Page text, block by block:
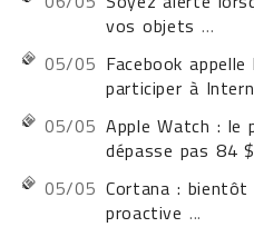
vos objets ...
05/05 Facebook
participer à
05/05 Apple Watch : le
dépasse pas 84 $
05/05 Cortana :
proactive ...